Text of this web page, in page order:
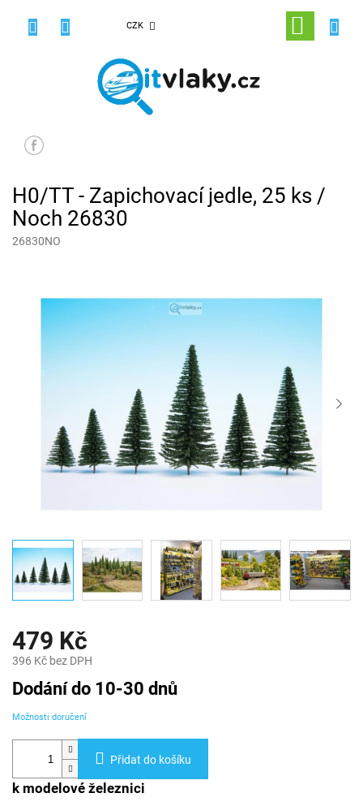
CZK
NÁKUPNÍ
KOŠÍK
H0/TT - Zapichovací jedle, 25 ks /
Noch 26830
26830NO
479 Kč
396 Kč bez DPH
Měrná
cena:
Dodání do 10-30 dnů
Možnosti doručení
Přidat do košíku
k modelové železnici